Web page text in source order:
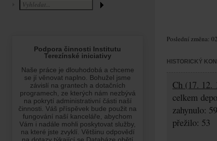
Poslední změna:
HISTORICKÝ
Ch (17. 12.
celkem
zahynulo:
přežilo: 53